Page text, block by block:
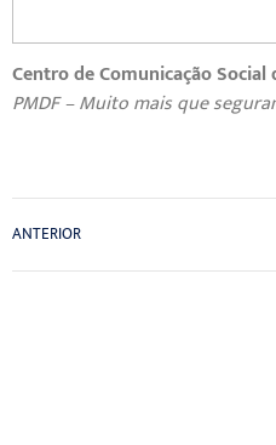
Centro de Comunicação Social
PMDF – Muito mais que
ANTERIOR